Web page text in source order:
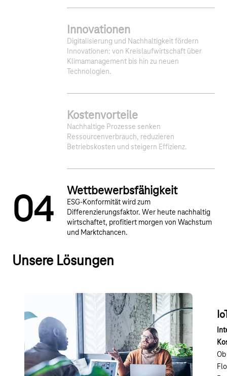
04
Innovationen
Digitalisierung und Nachhaltigkeit fördern
Innovationen: von Kreislaufwirtschaft über
Klimamanagement bis hin zu neuen
Technologien.
Kostenvorteile
Nachhaltige Prozesse senken
Ressourcenverbrauch, reduzieren
Betriebskosten und steigern Effizienz.
Wettbewerbsfähigkeit
ESG-Konformität wird zum
Differenzierungsfaktor. Wer heute nachhaltig
wirtschaftet, profitiert morgen von Wachstum
und Marktchancen.
Unsere Lösungen
Nachhaltigkeitsberatung
Gemeinsam in eine grüne Zukunft
Unsere erfahrenen Berater begleiten Sie Schritt für
Schritt auf dem Weg, Ihr Unternehmen nachhaltig
auszurichten und erfolgreich in die Zukunft zu führen.